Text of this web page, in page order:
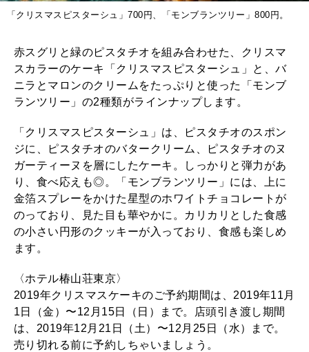
2026年2月号「良運を掴む 新・開運術。」
2026年1月号「猫がいれば、幸せ」
2025年12月号「お酒の新常識。」
「クリスマスピスターシュ」700円、「モンブランツリー」800円。
赤スグリと緑のピスタチオを組み合わせた、クリスマ
スカラーのケーキ「クリスマスピスターシュ」と、バ
ニラとマロンのクリームをたっぷりと使った「モンブ
ランツリー」の2種類がラインナップします。
「クリスマスピスターシュ」は、ピスタチオのスポン
ジに、ピスタチオのバタークリーム、ピスタチオのヌ
ガーティーヌを層にしたケーキ。しっかりと弾力があ
り、食べ応えも◎。「モンブランツリー」には、上に
金箔スプレーをかけた星型のホワイトチョコレートが
のっており、見た目も華やかに。カリカリとした食感
の小さい円形のクッキーが入っており、食感も楽しめ
ます。
〈ホテル椿山荘東京〉
2019年クリスマスケーキのご予約期間は、2019年11月
1日（金）〜12月15日（日）まで。店頭引き渡し期間
は、2019年12月21日（土）〜12月25日（水）まで。
売り切れる前に予約しちゃいましょう。